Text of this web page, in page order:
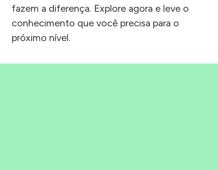
fazem a diferença. Explore agora e leve o
conhecimento que você precisa para o
próximo nível.